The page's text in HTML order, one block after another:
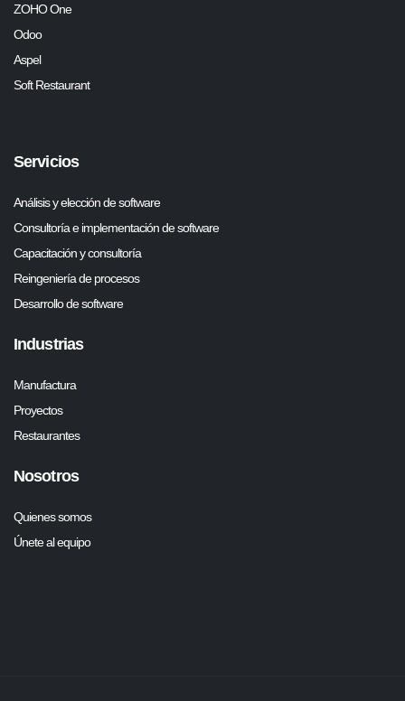
ZOHO One
Odoo
Aspel
Soft Restaurant
Servicios
Análisis y elección de software
Consultoría e implementación de software
Capacitación y consultoría
Reingeniería de procesos
Desarrollo de software
Industrias
Manufactura
Proyectos
Restaurantes
Nosotros
Quienes somos
Únete al equipo